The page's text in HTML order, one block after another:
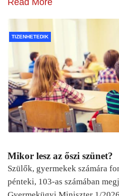
TIZENHETEDIK
Mikor lesz az őszi szünet?
Szülők, gyermekek számára
pénteki, 103-as számában